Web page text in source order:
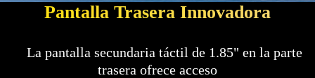
Pantalla Trasera Innovadora
La pantalla secundaria táctil de 1.85" en la parte
trasera ofrece acceso